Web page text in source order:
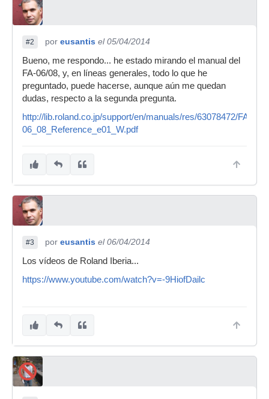
#2 por eusantis el 05/04/2014
Bueno, me respondo... he estado mirando el manual del
FA-06/08, y, en líneas generales, todo lo que he
preguntado, puede hacerse, aunque aún me quedan
dudas, respecto a la segunda pregunta.
http://lib.roland.co.jp/support/en/manuals/res/63078472/FA-
06_08_Reference_e01_W.pdf
#3 por eusantis el 06/04/2014
Los vídeos de Roland Iberia...
https://www.youtube.com/watch?v=-9HiofDailc